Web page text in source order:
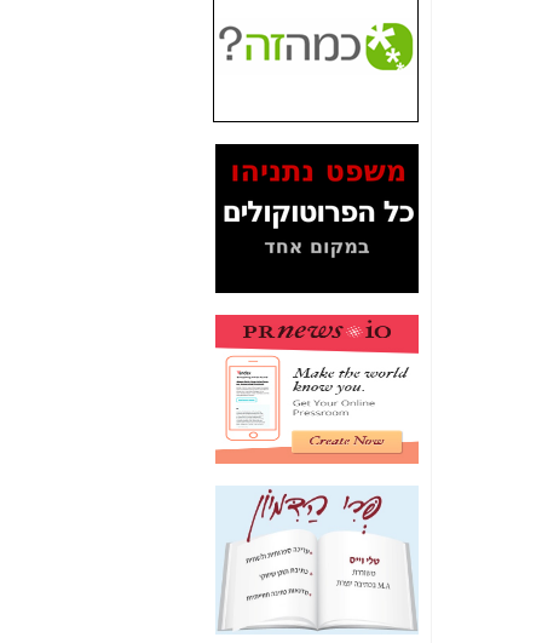
האם ביבי וקרא קבלו
בכלל תמורה עבור
המסמכים בנושא בזק-
Yes (תיק 4000)
לאיש הלא נכון! -כאן
עובדות ומסמכים
תקשורת עזר לקב'
בזק? - כאן
מה מקור ה-Fake
News שהביא לתפירת
תיק לביבי והעלמת
החשודים הנכונים -כאן
אחת הרגליים של "תיק
4000 התפור"
התמוטטה היום
בניצחון (כפול) של בזק
כאן
איך כתבות מפנקות